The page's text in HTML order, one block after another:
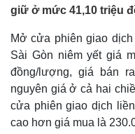
giữ ở mức 41,10 triệu
Mở cửa phiên giao
Sài Gòn niêm yết giá
đồng/lượng, giá bán
nguyên giá ở cả hai
cửa phiên giao dịch
cao hơn giá mua là